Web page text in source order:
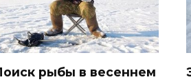
рыбы в весеннем